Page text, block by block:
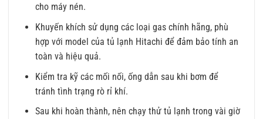
cho máy nén.
Khuyến khích sử dụng các loại gas chính hãng, phù
hợp với model của tủ lạnh Hitachi để đảm bảo tính an
toàn và hiệu quả.
Kiểm tra kỹ các mối nối, ống dẫn sau khi bơm để
tránh tình trạng rò rỉ khí.
Sau khi hoàn thành, nên chạy thử tủ lạnh trong vài giờ